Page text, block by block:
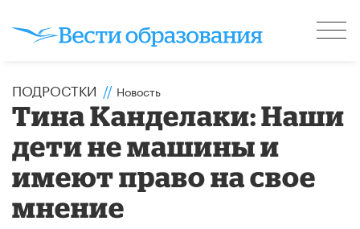
ПОДРОСТКИ // Новость
Тина Канделаки: Наши
дети не машины и
имеют право на свое
мнение